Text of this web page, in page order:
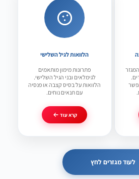
הלוואות לגיל השלישי
פתרונות מימון מותאמים
לגימלאים ובני הגיל השלישי.
הלוואות על בסיס קצבה או פנסיה
עם תנאים נוחים.
קרא עוד
לעוד מגזרים לחץ